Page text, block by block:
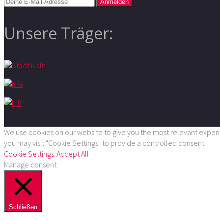
Unsere Träger:
We use cookies on our website to give you the most relevant
you may visit "Cookie Settings" to provide a controlled consent.
Cookie Settings Accept All
Manage consent
Schließen